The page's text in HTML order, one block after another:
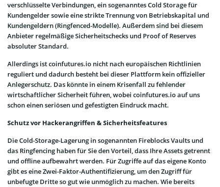
verschlüsselte Verbindungen, ein sogenanntes Cold Storage für
Kundengelder sowie eine strikte Trennung von Betriebskapital und
Kundengeldern (Ringfenced-Modelle). Außerdem sind bei diesem
Anbieter regelmäßige Sicherheitschecks und Proof of Reserves
absoluter Standard.
Allerdings ist coinfutures.io nicht nach europäischen Richtlinien
reguliert und dadurch besteht bei dieser Plattform kein offizieller
Anlegerschutz. Das könnte in einem Krisenfall zu fehlender
wirtschaftlicher Sicherheit führen, wobei coinfutures.io auf uns
schon einen seriösen und gefestigten Eindruck macht.
Schutz vor Hackerangriffen & Sicherheitsfeatures
Die Cold-Storage-Lagerung in sogenannten Fireblocks Vaults und
das Ringfencing haben für Sie den Vorteil, dass Ihre Assets getrennt
und offline aufbewahrt werden. Für Zugriffe auf das eigene Konto
gibt es eine Zwei-Faktor-Authentifizierung, um den Zugriff für
unbefugte Dritte so gut wie unmöglich zu machen. Wie bereits